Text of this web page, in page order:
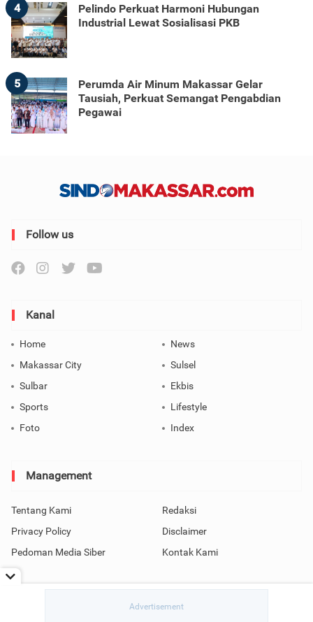
4
Pelindo Perkuat Harmoni Hubungan
Industrial Lewat Sosialisasi PKB
5
Perumda Air Minum Makassar Gelar
Tausiah, Perkuat Semangat Pengabdian
Pegawai
Follow us
Kanal
Home
News
Makassar City
Sulsel
Sulbar
Ekbis
Sports
Lifestyle
Foto
Index
Management
Tentang Kami
Redaksi
Privacy Policy
Disclaimer
Pedoman Media Siber
Kontak Kami
Copyright © 2026 SindoMakassar All Rights Reserved.